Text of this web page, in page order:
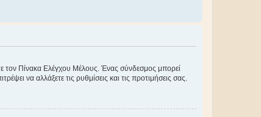
τον Πίνακα Ελέγχου Μέλους. Ένας σύνδεσμος μπορεί
να αλλάξετε τις ρυθμίσεις και τις προτιμήσεις σας.